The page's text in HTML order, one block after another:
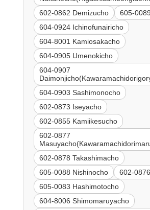
602-0862 Demizucho
605-
604-0924 Ichinofunairicho
604-8001 Kamiosakacho
604-0905 Umenokicho
604-0907
604-0903 Sashimonocho
602-0873 Iseyacho
602-0855 Kamiikesucho
602-0877
602-0878 Takashimacho
605-0088 Nishinocho
602-
605-0083 Hashimotocho
604-8006 Shimomaruyacho